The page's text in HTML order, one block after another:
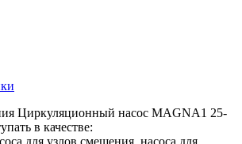
Циркуляционный насос MAGNA1 25-
в качестве:
для узлов смешения, насоса для